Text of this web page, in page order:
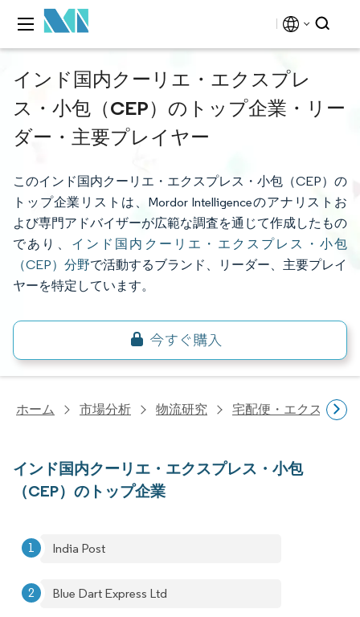
インド国内クーリエ・エクスプレ
ス・小包（CEP）のトップ企業・リー
ダー・主要プレイヤー
このインド国内クーリエ・エクスプレス・小包（CEP）の
トップ企業リストは、Mordor Intelligenceのアナリストお
よび専門アドバイザーが広範な調査を通じて作成したもの
であり、 インド国内クーリエ・エクスプレス・小包
（CEP）分野で活動するブランド、リーダー、主要プレイ
ヤーを特定しています。
ホーム 市場分析 物流研究 宅配便・エクスプレ
インド国内クーリエ・エクスプレス・小包
（CEP）のトップ企業
India Post
Blue Dart Express Ltd